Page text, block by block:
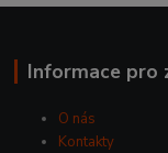
Informace pro
O nás
Kontakty